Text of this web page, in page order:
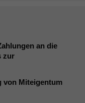
an die
zur
von Miteigentum